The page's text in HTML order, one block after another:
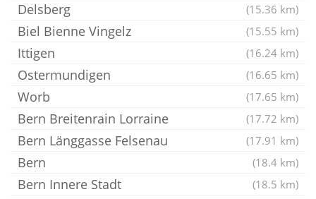
Delsberg (15.36 km)
Biel Bienne Vingelz (15.55 km)
Ittigen (16.24 km)
Ostermundigen (16.65 km)
Worb (17.65 km)
Bern Breitenrain Lorraine (17.72 km)
Bern Länggasse Felsenau (17.91 km)
Bern (18.4 km)
Bern Innere Stadt (18.5 km)